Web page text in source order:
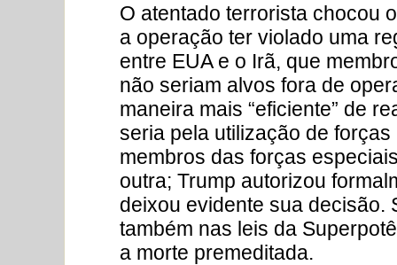
O atentado terrorista chocou
a operação ter violado uma
entre EUA e o Irã, que
não seriam alvos fora de
maneira mais “eficiente” de
seria pela utilização de
membros das forças
outra; Trump autorizou
deixou evidente sua decisão.
também nas leis da
a morte premeditada.